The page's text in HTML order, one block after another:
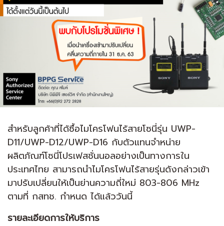
สำหรับลูกค้าที่ได้ซื้อไมโครโฟนไร้สายโซนี่รุ่น UWP-
D11/UWP-D12/UWP-D16 กับตัวแทนจำหน่าย
ผลิตภัณฑ์โซนี่โปรเฟสชั่นนอลอย่างเป็นทางการใน
ประเทศไทย สามารถนำไมโครโฟนไร้สายรุ่นดังกล่าวเข้า
มาปรับเปลี่ยนให้เป็นย่านความถี่ใหม่ 803-806 MHz
ตามที่ กสทช. กำหนด ได้แล้ววันนี้
รายละเอียดการให้บริการ